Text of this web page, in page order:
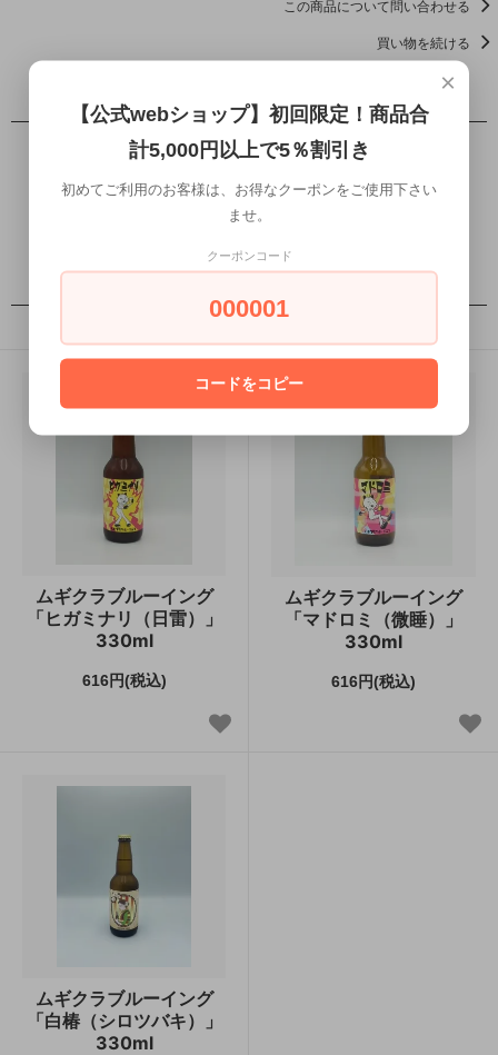
この商品について問い合わせる
買い物を続ける
レビュー
レビューを書く
こんな商品も買っています
ムギクラブルーイング
「ヒガミナリ（日雷）」
330ml
616円(税込)
ムギクラブルーイング
「マドロミ（微睡）」
330ml
616円(税込)
ムギクラブルーイング
「白椿（シロツバキ）」
330ml
×
【公式webショップ】初回限定！商品合
計5,000円以上で5％割引き
初めてご利用のお客様は、お得なクーポンをご使用下さい
ませ。
クーポンコード
000001
コードをコピー